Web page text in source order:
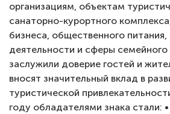
организациям, объектам
санаторно-курортного
бизнеса, общественного питания,
деятельности и сферы
заслужили доверие гостей и
вносят значительный вклад в
туристической
году обладателями знака стали: